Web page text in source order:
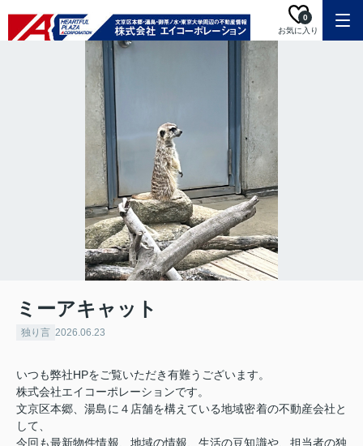
お気に入り
0
ミーアキャット
独り言 2026.06.23
いつも弊社HPをご覧いただき有難うございます。
株式会社エイコーポレーションです。
文京区本郷、湯島に４店舗を構えている地域密着の不動産会社と
して、
今回も最新物件情報、地域の情報、生活の豆知識や、担当者の独